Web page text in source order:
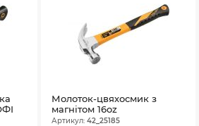
Молоток-цвяхосмик з
магнітом 16oz
Артикул: 42_25185